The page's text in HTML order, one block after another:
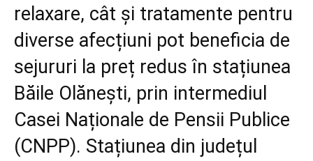
relaxare, cât și tratamente pentru
diverse afecțiuni pot beneficia de
sejururi la preț redus în stațiunea
Băile Olănești, prin intermediul
Casei Naționale de Pensii Publice
(CNPP). Stațiunea din județul